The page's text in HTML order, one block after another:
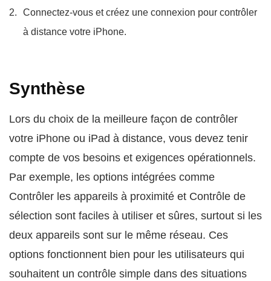
Connectez-vous et créez une connexion pour contrôler
à distance votre iPhone.
Synthèse
Lors du choix de la meilleure façon de contrôler
votre iPhone ou iPad à distance, vous devez tenir
compte de vos besoins et exigences opérationnels.
Par exemple, les options intégrées comme
Contrôler les appareils à proximité et Contrôle de
sélection sont faciles à utiliser et sûres, surtout si les
deux appareils sont sur le même réseau. Ces
options fonctionnent bien pour les utilisateurs qui
souhaitent un contrôle simple dans des situations